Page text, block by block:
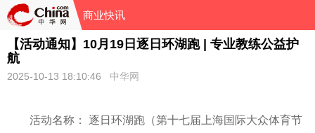
商业快讯
【活动通知】10月19日逐日环湖跑 | 专业教练公益护
航
2025-10-13 18:10:46 中华网
活动名称： 逐日环湖跑（第十七届上海国际大众体育节